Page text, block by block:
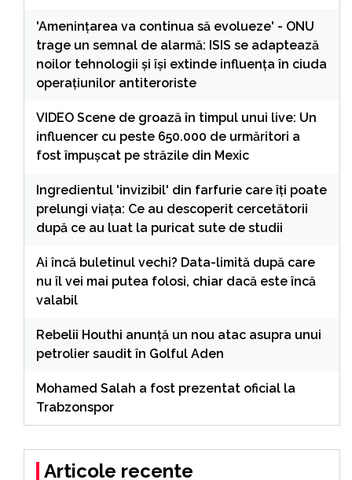
'Amenințarea va continua să evolueze' - ONU
trage un semnal de alarmă: ISIS se adaptează
noilor tehnologii și își extinde influența în ciuda
operațiunilor antiteroriste
VIDEO Scene de groază în timpul unui live: Un
influencer cu peste 650.000 de urmăritori a
fost împușcat pe străzile din Mexic
Ingredientul 'invizibil' din farfurie care îți poate
prelungi viața: Ce au descoperit cercetătorii
după ce au luat la puricat sute de studii
Ai încă buletinul vechi? Data-limită după care
nu îl vei mai putea folosi, chiar dacă este încă
valabil
Rebelii Houthi anunță un nou atac asupra unui
petrolier saudit în Golful Aden
Mohamed Salah a fost prezentat oficial la
Trabzonspor
Articole recente